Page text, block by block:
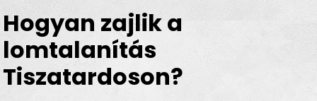
Hogyan zajlik a
lomtalanítás
Tiszatardoson?